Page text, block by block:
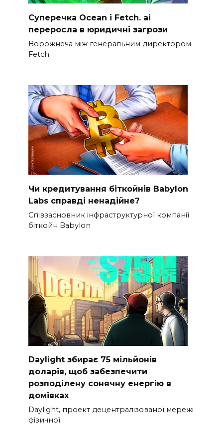
Суперечка Ocean і Fetch. ai
переросла в юридичні загрози
Ворожнеча між генеральним директором
Fetch.
Чи кредитування біткойнів Babylon
Labs справді ненадійне?
Співзасновник інфраструктурної компанії
біткойн Babylon
Daylight збирає 75 мільйонів
доларів, щоб забезпечити
розподілену сонячну енергію в
домівках
Daylight, проект децентралізованої мережі
фізичної